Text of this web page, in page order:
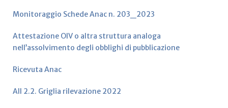
Monitoraggio Schede Anac n. 203_2023
Attestazione OIV o altra struttura analoga
nell’assolvimento degli obblighi di pubblicazione
Ricevuta Anac
All 2.2. Griglia rilevazione 2022